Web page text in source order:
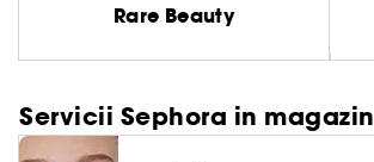
Rare Beauty
Servicii Sephora in magazin